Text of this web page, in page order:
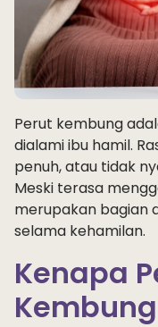
Perut kembung
dialami ibu hamil.
penuh, atau tidak
Meski terasa
merupakan bagian
selama kehamilan.
Kenapa